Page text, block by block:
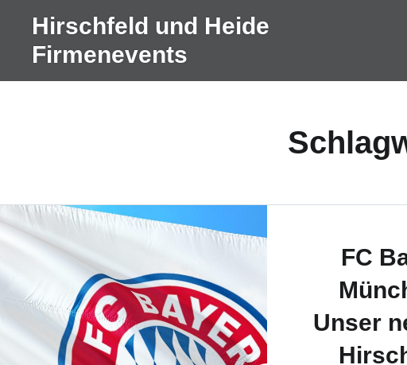
Hirschfeld und Heide
Firmenevents
FC
Unser